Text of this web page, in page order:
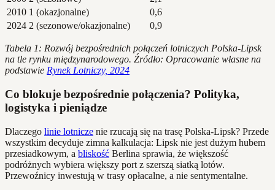
2010 1 (okazjonalne)
0,6
2024 2 (sezonowe/okazjonalne) 0,9
Tabela 1: Rozwój bezpośrednich połączeń lotniczych Polska-Lipsk
na tle rynku międzynarodowego. Źródło: Opracowanie własne na
podstawie Rynek Lotniczy, 2024
Co blokuje bezpośrednie połączenia? Polityka,
logistyka i pieniądze
Dlaczego linie lotnicze nie rzucają się na trasę Polska-Lipsk? Przede
wszystkim decyduje zimna kalkulacja: Lipsk nie jest dużym hubem
przesiadkowym, a bliskość Berlina sprawia, że większość
podróżnych wybiera większy port z szerszą siatką lotów.
Przewoźnicy inwestują w trasy opłacalne, a nie sentymentalne.